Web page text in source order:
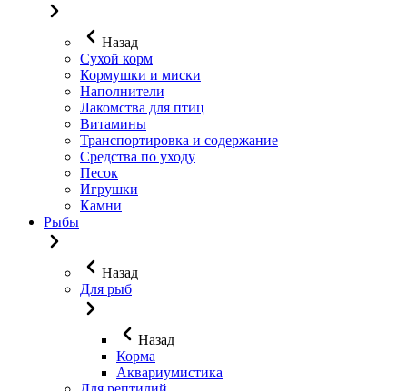
Назад
Сухой корм
Кормушки и миски
Наполнители
Лакомства для птиц
Витамины
Транспортировка и содержание
Средства по уходу
Песок
Игрушки
Камни
Рыбы
Назад
Для рыб
Назад
Корма
Аквариумистика